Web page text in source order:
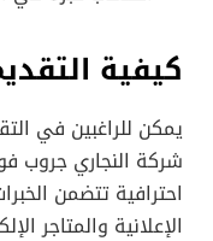
كيفية
يمكن للراغبين في
شركة النجاري جروب
احترافية تتضمن
الإعلانية والمتاجر